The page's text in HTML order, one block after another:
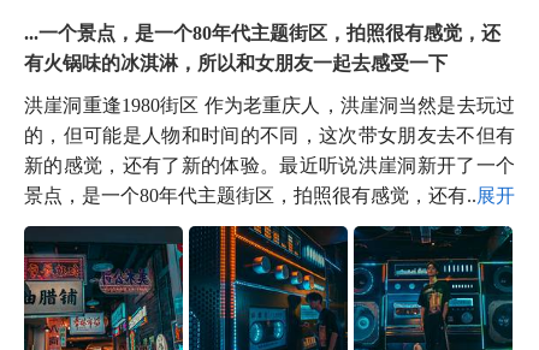
...一个景点，是一个80年代主题街区，拍照很有感觉，还
有火锅味的冰淇淋，所以和女朋友一起去感受一下
洪崖洞重逢1980街区 作为老重庆人，洪崖洞当然是去玩过
的，但可能是人物和时间的不同，这次带女朋友去不但有
新的感觉，还有了新的体验。最近听说洪崖洞新开了一个
景点，是一个80年代主题街区，拍照很有感觉，还有...展开